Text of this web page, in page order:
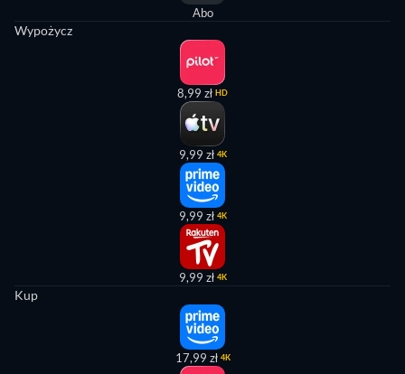
Abo
Wypożycz
8,99 zł HD
9,99 zł 4K
9,99 zł 4K
9,99 zł 4K
Kup
17,99 zł 4K